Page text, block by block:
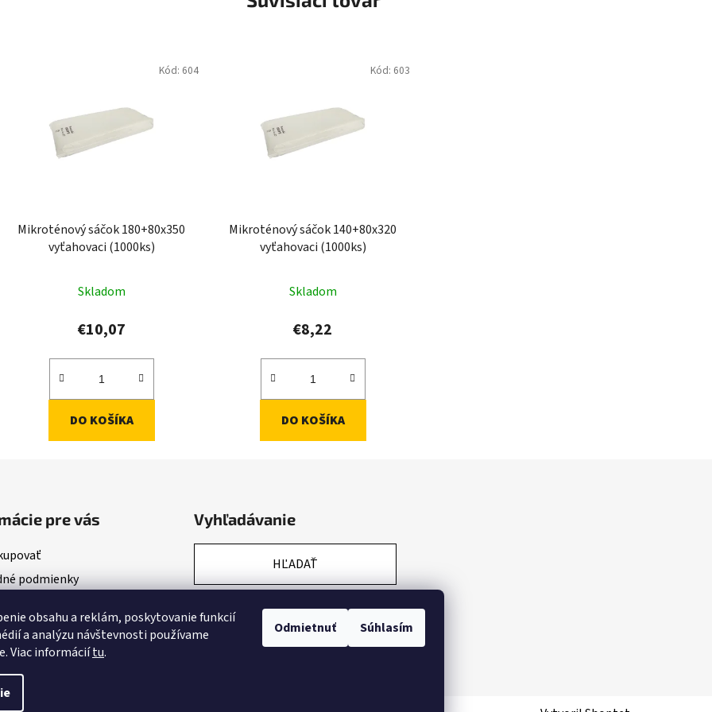
obsahu a reklám, poskytovanie funkcií
a analýzu návštevnosti používame
Viac informáciítu.
Odmietnuť Súhlasím
Mikroténový sáčok 180+80x350
vyťahovaci (1000ks)
Skladom
€10,07
DO KOŠÍKA
Kód: 604
Mikroténový sáčok 140+80x320
vyťahovaci (1000ks)
Skladom
€8,22
DO KOŠÍKA
Kód: 603
pre vás
podmienky
Vyhľadávanie
HĽADAŤ